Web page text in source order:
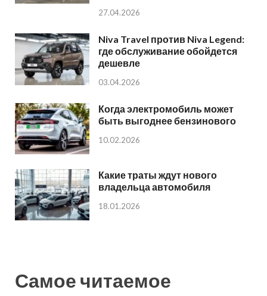
27.04.2026
Niva Travel против Niva Legend:
где обслуживание обойдется
дешевле
03.04.2026
Когда электромобиль может
быть выгоднее бензинового
10.02.2026
Какие траты ждут нового
владельца автомобиля
18.01.2026
Самое читаемое